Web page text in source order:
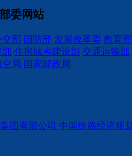
委网站
交部 国防部 发展改革委 教育部
部 住房城乡建设部 交通运输部
空局 国家邮政局
团有限公司 中国铁路经济规